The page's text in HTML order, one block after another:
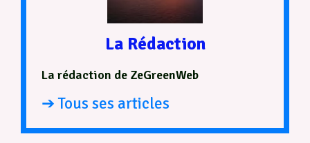
La Rédaction
La rédaction de ZeGreenWeb
➔ Tous ses articles